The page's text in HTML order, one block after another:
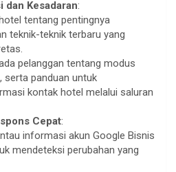
dan Kesadaran:
tentang pentingnya
teknik-teknik terbaru yang
pelanggan tentang modus
serta panduan untuk
kontak hotel melalui saluran
Cepat:
informasi akun Google Bisnis
mendeteksi perubahan yang